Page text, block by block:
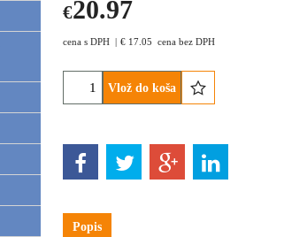
€20.97
cena s DPH € 17.05 cena bez DPH
Vlož do koša
Popis